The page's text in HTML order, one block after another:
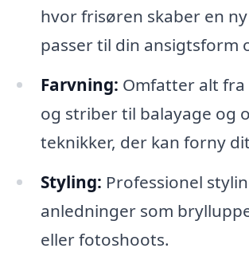
hvor frisøren skaber en
passer til din ansigtsform
Farvning: Omfatter alt
og striber til balayage og
teknikker, der kan forny
Styling: Professionel
anledninger som
eller fotoshoots.